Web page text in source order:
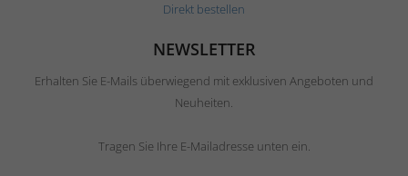
Direkt bestellen
NEWSLETTER
Erhalten Sie E-Mails überwiegend mit exklusiven Angeboten und
Neuheiten.
Tragen Sie Ihre E-Mailadresse unten ein.